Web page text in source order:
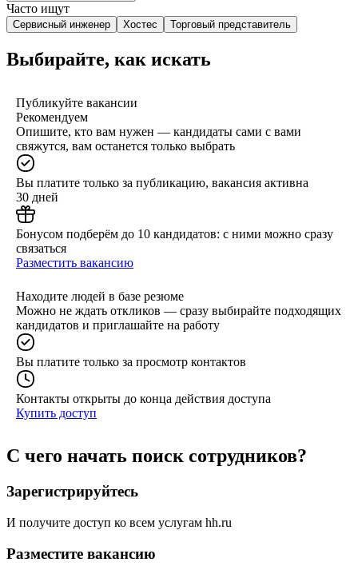
Часто ищут
Сервисный инженер Хостес Торговый представитель
Выбирайте, как искать
Публикуйте вакансии
Рекомендуем
Опишите, кто вам нужен — кандидаты сами с вами
свяжутся, вам останется только выбрать
Вы платите только за публикацию, вакансия активна
30 дней
Бонусом подберём до 10 кандидатов: с ними можно сразу
связаться
Разместить вакансию
Находите людей в базе резюме
Можно не ждать откликов — сразу выбирайте подходящих
кандидатов и приглашайте на работу
Вы платите только за просмотр контактов
Контакты открыты до конца действия доступа
Купить доступ
С чего начать поиск сотрудников?
Зарегистрируйтесь
И получите доступ ко всем услугам hh.ru
Разместите вакансию